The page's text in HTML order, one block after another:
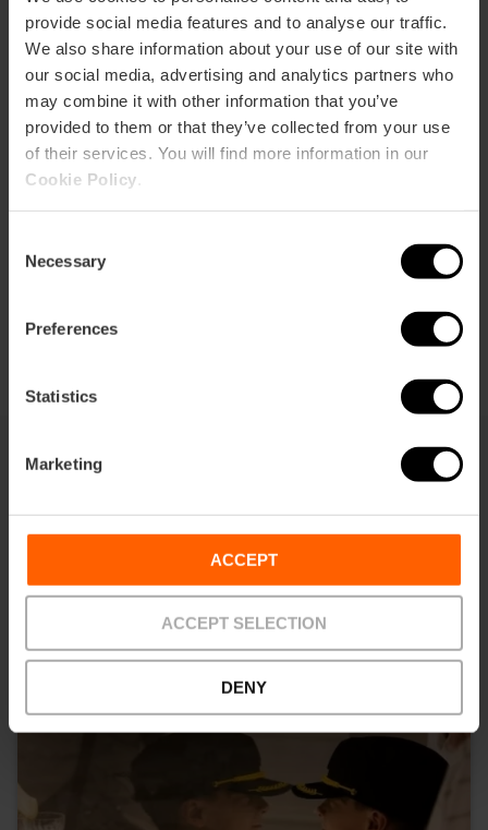
provide social media features and to analyse our traffic.
We also share information about your use of our site with
our social media, advertising and analytics partners who
may combine it with other information that you’ve
provided to them or that they’ve collected from your use
of their services. You will find more information in our
Cookie Policy
Selection
Necessary
Preferences
Statistics
Marketing
ACCEPT
ACCEPT SELECTION
DENY
Cómo llegar